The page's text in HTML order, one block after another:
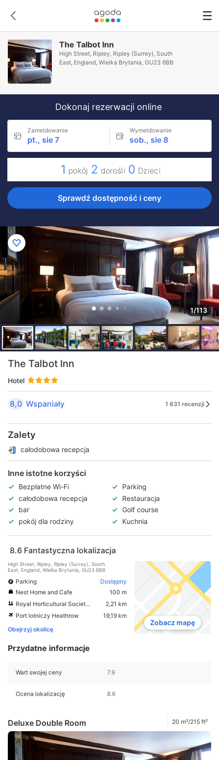
The Talbot Inn
High Street, Ripley, Ripley (Surrey), South
East, England, Wielka Brytania, GU23 6BB
Dokonaj rezerwacji online
Zameldowanie
pt., sie 7
Wymeldowanie
sob., sie 8
1 pokój 2 dorośli 0 Dzieci
Sprawdź dostępność i ceny
1/113
The Talbot Inn
Hotel
8,0 Wspaniały 1 631 recenzji
Zalety
całodobowa recepcja
Inne istotne korzyści
Bezpłatne Wi-Fi
Parking
całodobowa recepcja
Restauracja
bar
Golf course
pokój dla rodziny
Kuchnia
8.6 Fantastyczna lokalizacja
High Street, Ripley, Ripley (Surrey), South
East, England, Wielka Brytania, GU23 6BB
Parking
Dostępny
Nest Home and Cafe
100 m
Royal Horticultural Society Garden Wisley
2,21 km
Port lotniczy Heathrow
19,19 km
Obejrzyj okolicę
Zobacz mapę
Przydatne informacje
Wart swojej ceny 7.9
Ocena lokalizację 8.6
Deluxe Double Room 20 m²/215 ft²